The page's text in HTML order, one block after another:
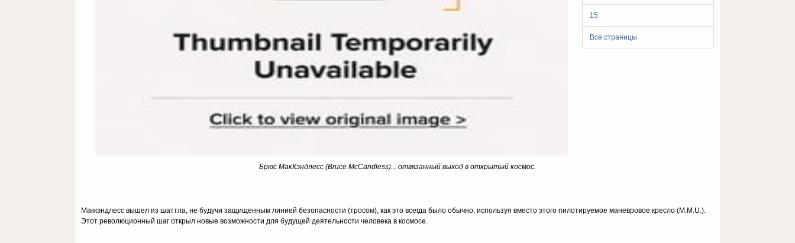
15
Все страницы
Брюс МакКэндлесс (Bruce McCandless)... отвязанный выход в открытый космос.
Маккэндлесс вышел из шаттла, не будучи защищенным линией безопасности (тросом), как это всегда было обычно, используя вместо этого пилотируемое маневровое кресло (М.М.U.).
Этот революционный шаг открыл новые возможности для будущей деятельности человека в космосе.